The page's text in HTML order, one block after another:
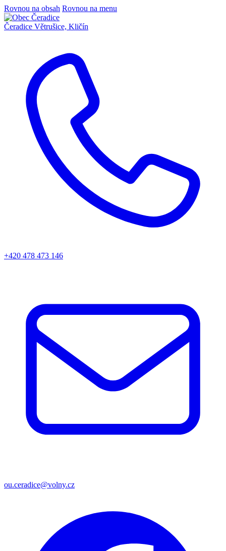
Rovnou na obsah Rovnou na menu
Čeradice Větrušice, Kličín
+420 478 473 146
ou.ceradice@volny.cz